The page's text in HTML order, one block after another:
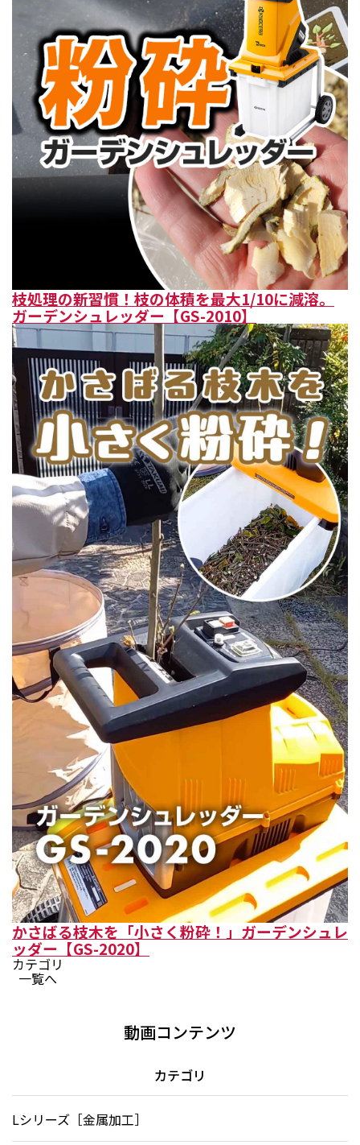
枝処理の新習慣！枝の体積を最大1/10に減溶。
ガーデンシュレッダー【GS-2010】
かさばる枝木を「小さく粉砕！」ガーデンシュレ
ッダー【GS-2020】
カテゴリ
一覧へ
動画コンテンツ
カテゴリ
Lシリーズ［金属加工］